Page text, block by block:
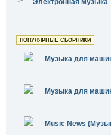
Электронная музыка
ПОПУЛЯРНЫЕ СБОРНИКИ
Музыка для
Музыка для
Music News